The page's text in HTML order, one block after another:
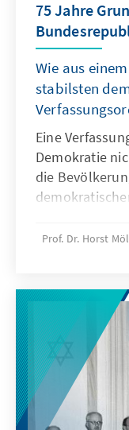
Heinrich
75 Jahre
Wie aus
stabilsten
Eine
Demokratie
die
Welche
neuesten
Prof. Dr. Horst